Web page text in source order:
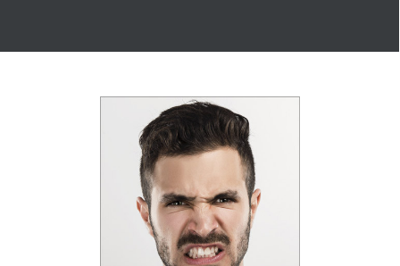
ציון 97 ציון 97
לחץ לצפייה
בהמלצה
ציון 100
Maor Cohen
בגרות 4 יחידות
לחץ לצפייה
בהמלצה